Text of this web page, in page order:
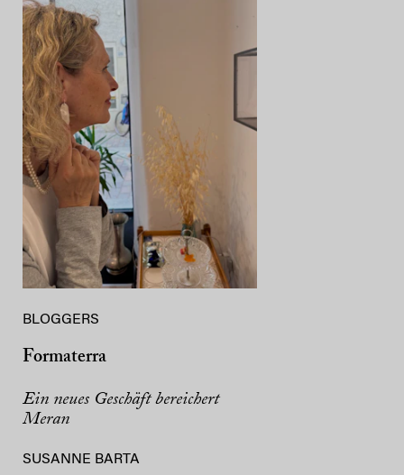
BLOGGERS
Formaterra
Ein neues Geschäft bereichert
Meran
SUSANNE BARTA